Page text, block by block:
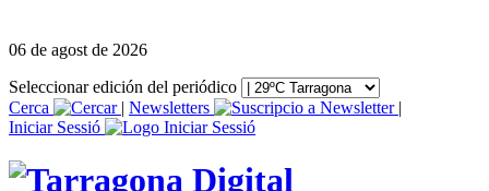
06 de agost de 2026
Seleccionar edición del periódico
Cerca
| Newsletters
|
Iniciar Sessió